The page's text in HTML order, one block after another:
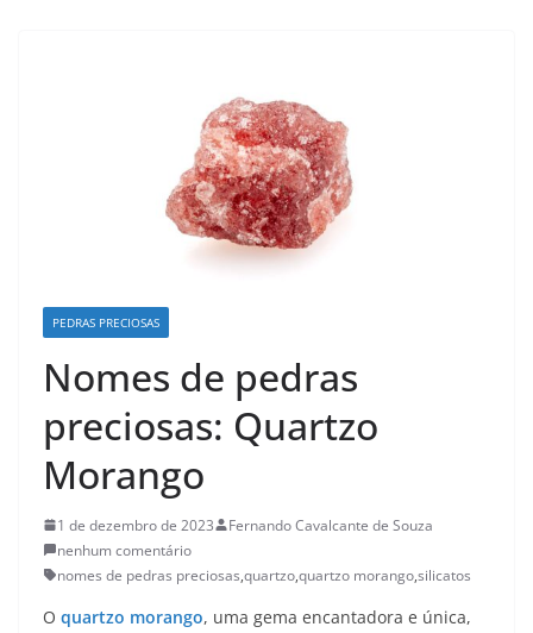
PEDRAS PRECIOSAS
Nomes de pedras
preciosas: Quartzo
Morango
1 de dezembro de 2023
Fernando Cavalcante de Souza
nenhum comentário
nomes de pedras preciosas,quartzo,quartzo morango,silicatos
O quartzo morango, uma gema encantadora e única,